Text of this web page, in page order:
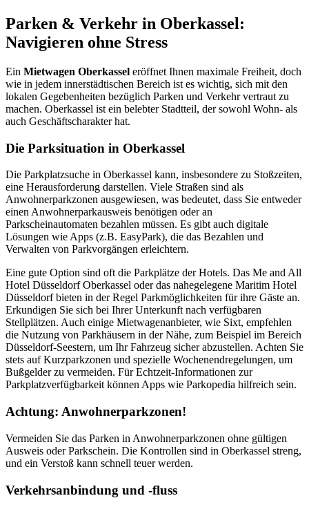
Parken & Verkehr in Oberkassel:
Navigieren ohne Stress
Ein Mietwagen Oberkassel eröffnet Ihnen maximale Freiheit, doch
wie in jedem innerstädtischen Bereich ist es wichtig, sich mit den
lokalen Gegebenheiten bezüglich Parken und Verkehr vertraut zu
machen. Oberkassel ist ein belebter Stadtteil, der sowohl Wohn- als
auch Geschäftscharakter hat.
Die Parksituation in Oberkassel
Die Parkplatzsuche in Oberkassel kann, insbesondere zu Stoßzeiten,
eine Herausforderung darstellen. Viele Straßen sind als
Anwohnerparkzonen ausgewiesen, was bedeutet, dass Sie entweder
einen Anwohnerparkausweis benötigen oder an
Parkscheinautomaten bezahlen müssen. Es gibt auch digitale
Lösungen wie Apps (z.B. EasyPark), die das Bezahlen und
Verwalten von Parkvorgängen erleichtern.
Eine gute Option sind oft die Parkplätze der Hotels. Das Me and All
Hotel Düsseldorf Oberkassel oder das nahegelegene Maritim Hotel
Düsseldorf bieten in der Regel Parkmöglichkeiten für ihre Gäste an.
Erkundigen Sie sich bei Ihrer Unterkunft nach verfügbaren
Stellplätzen. Auch einige Mietwagenanbieter, wie Sixt, empfehlen
die Nutzung von Parkhäusern in der Nähe, zum Beispiel im Bereich
Düsseldorf-Seestern, um Ihr Fahrzeug sicher abzustellen. Achten Sie
stets auf Kurzparkzonen und spezielle Wochenendregelungen, um
Bußgelder zu vermeiden. Für Echtzeit-Informationen zur
Parkplatzverfügbarkeit können Apps wie Parkopedia hilfreich sein.
Achtung: Anwohnerparkzonen!
Vermeiden Sie das Parken in Anwohnerparkzonen ohne gültigen
Ausweis oder Parkschein. Die Kontrollen sind in Oberkassel streng,
und ein Verstoß kann schnell teuer werden.
Verkehrsanbindung und -fluss